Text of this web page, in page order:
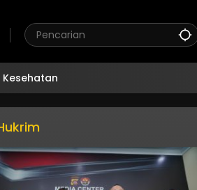
Kesehatan